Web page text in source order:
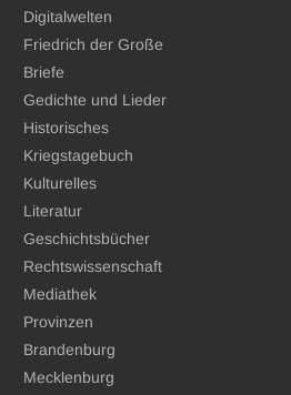
Digitalwelten
Friedrich der Große
Briefe
Gedichte und Lieder
Historisches
Kriegstagebuch
Kulturelles
Literatur
Geschichtsbücher
Rechtswissenschaft
Mediathek
Provinzen
Brandenburg
Mecklenburg